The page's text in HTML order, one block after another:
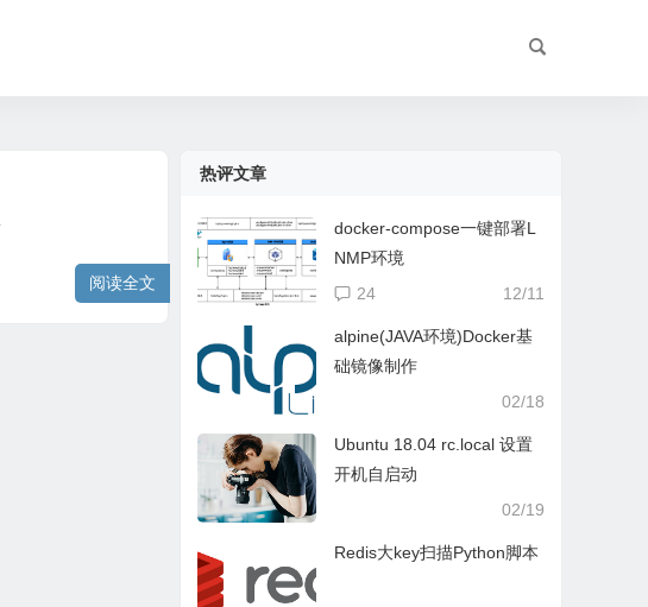
阅读全文
热评文章
docker-compose一键部署L
NMP环境
12/11
24
alpine(JAVA环境)Docker基
础镜像制作
02/18
Ubuntu 18.04 rc.local 设置
开机自启动
02/19
Redis大key扫描Python脚本